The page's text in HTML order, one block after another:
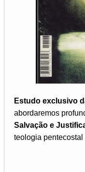
Estudo exclusivo
abordaremos
Salvação e
teologia pentecostal